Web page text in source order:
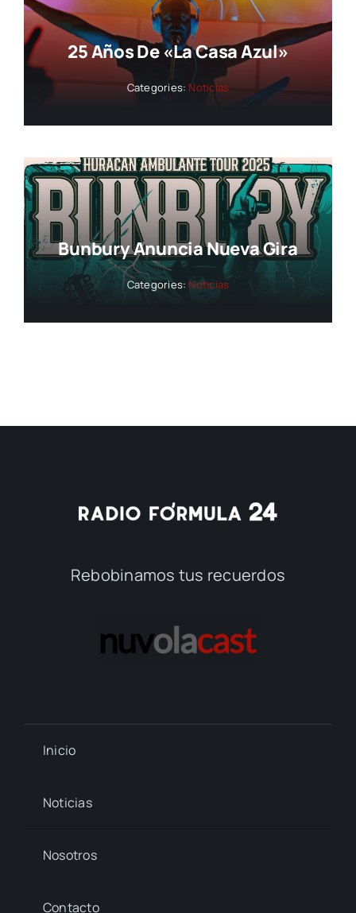
25 Años De «La Casa Azul»
Categories: Noticias
Bunbury Anuncia Nueva Gira
Categories: Noticias
Rebobinamos tus recuerdos
Inicio
Noticias
Nosotros
Contacto